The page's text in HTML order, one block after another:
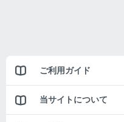
ご利用ガイド
当サイトについて